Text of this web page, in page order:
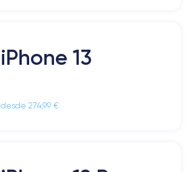
iPhone 13
desde 274,99 €